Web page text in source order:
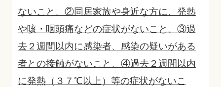
ないこと、②同居家族や身近な方に、発熱
や咳・咽頭痛などの症状がないこと、③過
去２週間以内に感染者、感染の疑いがある
者との接触がないこと、④過去２週間以内
に発熱（３７℃以上）等の症状がないこ